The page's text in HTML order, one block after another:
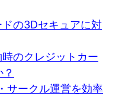
の3Dセキュアに対
のクレジットカー
サークル運営を効率